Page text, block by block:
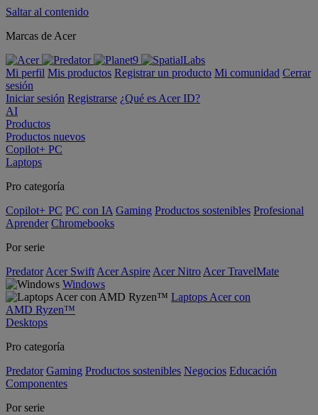
Saltar al contenido
Marcas de Acer
Mi perfil Mis productos Registrar un producto Mi comunidad Cerrar
sesión
Iniciar sesión Registrarse ¿Qué es Acer ID?
AI
Productos
Productos nuevos
Copilot+ PC
Laptops
Pro categoría
Copilot+ PC PC con IA Gaming Productos sostenibles Profesional
Aprender Chromebooks
Por serie
Predator Acer Swift Acer Aspire Acer Nitro Acer TravelMate
Windows
Laptops Acer con
AMD Ryzen™
Desktops
Pro categoría
Predator Gaming Productos sostenibles Negocios Educación
Componentes
Por serie